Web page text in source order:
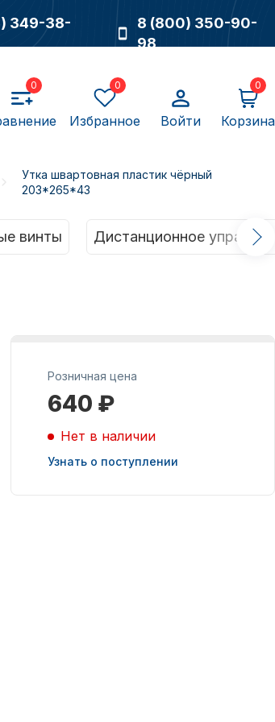
349-38-
8 (800) 350-90-
98
0 0
Избранное Войти
0
Корзина
Масла для лодочных
моторов
Утка швартовная пластик чёрный
203*265*43
винты Дистанционное
Розничная цена
640 ₽
Нет в наличии
Узнать о поступлении